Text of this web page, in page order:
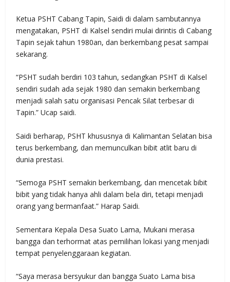
Ketua PSHT Cabang Tapin, Saidi di dalam sambutannya
mengatakan, PSHT di Kalsel sendiri mulai dirintis di Cabang
Tapin sejak tahun 1980an, dan berkembang pesat sampai
sekarang.
“PSHT sudah berdiri 103 tahun, sedangkan PSHT di Kalsel
sendiri sudah ada sejak 1980 dan semakin berkembang
menjadi salah satu organisasi Pencak Silat terbesar di
Tapin.” Ucap saidi.
Saidi berharap, PSHT khususnya di Kalimantan Selatan bisa
terus berkembang, dan memunculkan bibit atlit baru di
dunia prestasi.
“Semoga PSHT semakin berkembang, dan mencetak bibit
bibit yang tidak hanya ahli dalam bela diri, tetapi menjadi
orang yang bermanfaat.” Harap Saidi.
Sementara Kepala Desa Suato Lama, Mukani merasa
bangga dan terhormat atas pemilihan lokasi yang menjadi
tempat penyelenggaraan kegiatan.
“Saya merasa bersyukur dan bangga Suato Lama bisa